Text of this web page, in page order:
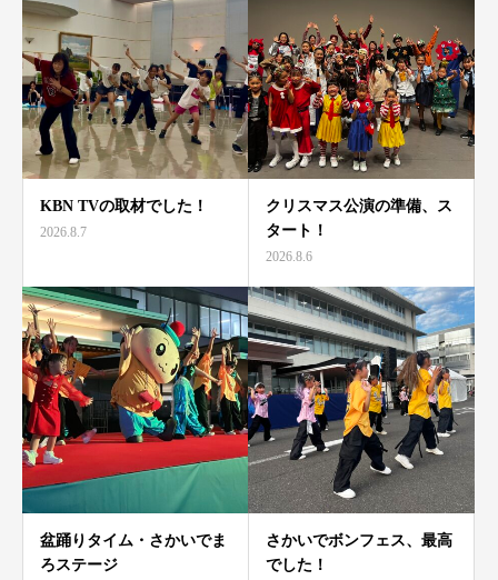
KBN TVの取材でした！
2026.8.7
クリスマス公演の準備、ス
タート！
2026.8.6
盆踊りタイム・さかいでま
ろステージ
さかいでボンフェス、最高
でした！